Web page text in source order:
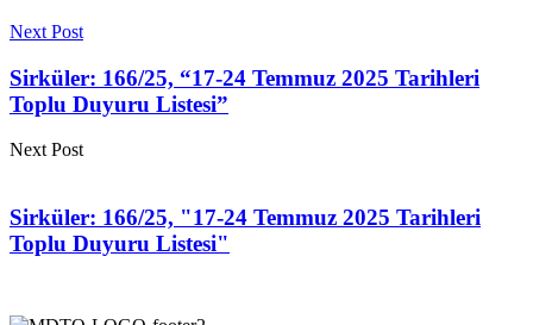
Next Post
Sirküler: 166/25, “17-24 Temmuz 2025 Tarihleri
Toplu Duyuru Listesi”
Next Post
Sirküler: 166/25, "17-24 Temmuz 2025 Tarihleri
Toplu Duyuru Listesi"